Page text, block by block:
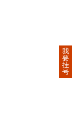
我
要
挂
号